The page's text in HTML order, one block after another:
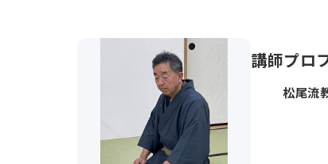
講師プロ
松尾流